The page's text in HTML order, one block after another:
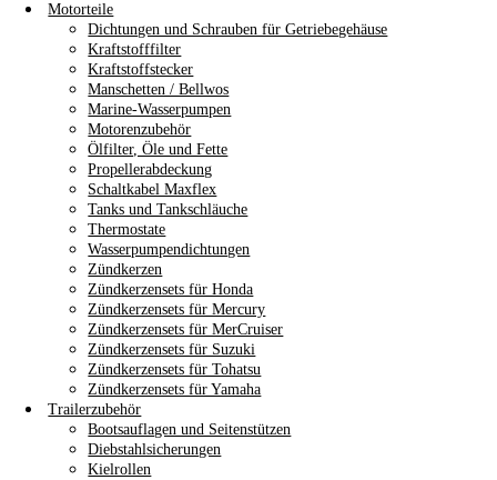
Motorteile
Dichtungen und Schrauben für Getriebegehäuse
Kraftstofffilter
Kraftstoffstecker
Manschetten / Bellwos
Marine-Wasserpumpen
Motorenzubehör
Ölfilter, Öle und Fette
Propellerabdeckung
Schaltkabel Maxflex
Tanks und Tankschläuche
Thermostate
Wasserpumpendichtungen
Zündkerzen
Zündkerzensets für Honda
Zündkerzensets für Mercury
Zündkerzensets für MerCruiser
Zündkerzensets für Suzuki
Zündkerzensets für Tohatsu
Zündkerzensets für Yamaha
Trailerzubehör
Bootsauflagen und Seitenstützen
Diebstahlsicherungen
Kielrollen